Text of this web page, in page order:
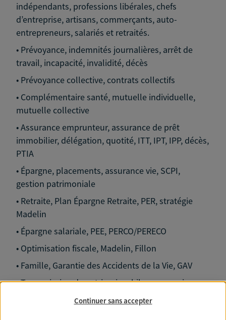
indépendants, professions libérales, chefs
d’entreprise, artisans, commerçants, auto-
entrepreneurs, salariés et retraités.
• Prévoyance, indemnités journalières, arrêt de
travail, incapacité, invalidité, décès
• Prévoyance collective, contrats collectifs
• Complémentaire santé, mutuelle individuelle,
mutuelle collective
• Assurance emprunteur, assurance de prêt
immobilier, délégation, quotité, ITT, IPT, IPP, décès,
PTIA
• Épargne, placements, assurance vie, SCPI,
gestion patrimoniale
• Retraite, Plan Épargne Retraite, PER, stratégie
Madelin
• Épargne salariale, PEE, PERCO/PERECO
• Optimisation fiscale, Madelin, Fillon
• Famille, Garantie des Accidents de la Vie, GAV
• Transmission de patrimoine, bilan succession
• Entreprise, assurance homme clé, garanties
Continuer sans accepter